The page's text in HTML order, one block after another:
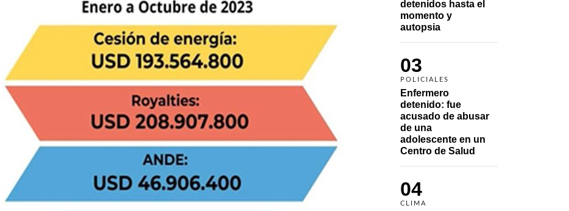
detenidos hasta el
momento y
autopsia
03
POLICIALES
Enfermero
detenido: fue
acusado de abusar
de una
adolescente en un
Centro de Salud
04
CLIMA